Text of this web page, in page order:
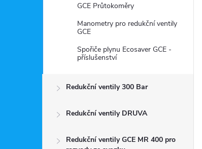
GCE Průtokoměry
Manometry pro redukční ventily
GCE
Spořiče plynu Ecosaver GCE -
příslušenství
Redukční ventily 300 Bar
Redukční ventily DRUVA
Redukční ventily GCE MR 400 pro
Bar (cena za plyn)